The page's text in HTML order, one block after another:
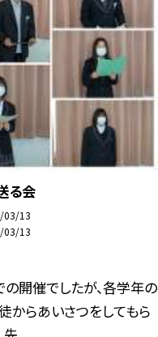
る会
03/13
03/13
の開催でしたが、各学年の
からあいさつをしてもら